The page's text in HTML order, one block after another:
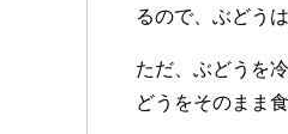
るので、ぶどう
ただ、ぶどうを
どうをそのまま